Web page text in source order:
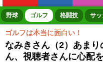
ボートレース 競輪 オート
野球 ゴルフ 格闘技 サ
ゴルフは本当に面白い！
なみきさん（2）あまり
ん、視聴者さんに心配